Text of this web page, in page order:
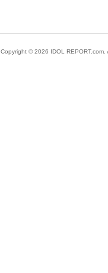
Copyright ©2026 IDOL